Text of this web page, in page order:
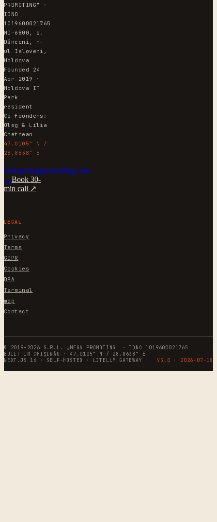
PROMOTING" ·
IDNO
1019600021765
MD-6800, s.
Dănceni, r-
ul Ialoveni,
Moldova
Founded 24
Apr 2019 ·
Moldova IT
Park
resident
Co-founders:
Oleg & Lilia
Chetrean
47.0105° N /
28.8638° E
hello@megapromoting.com
→Book 30-
min call ↗
LEGAL
Privacy
Terms
GDPR
Cookies
DPA
Terminal
map
Contact
© 2019–2026 S.R.L. „MEGA PROMOTING" · IDNO 1019600021765
BUILT IN CHIȘINĂU · 47.0105° N / 28.8638° E
NEXT.JS 16 · SELF-HOSTED · LITELLM GATEWAY
V3.0 · 2026-07-18